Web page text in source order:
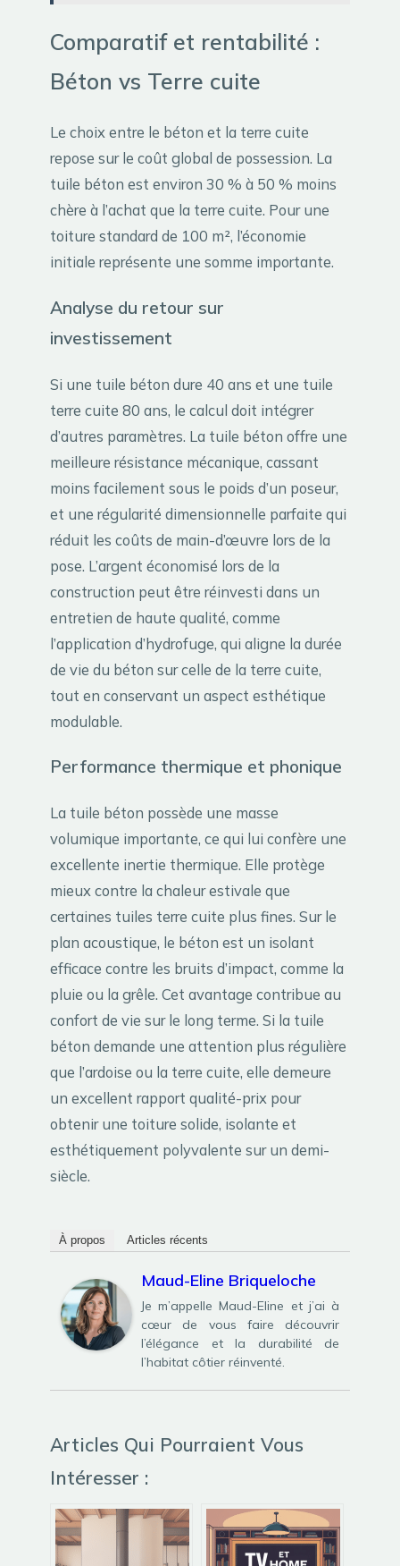
Comparatif et rentabilité :
Béton vs Terre cuite
Le choix entre le béton et la terre cuite
repose sur le coût global de possession. La
tuile béton est environ 30 % à 50 % moins
chère à l’achat que la terre cuite. Pour une
toiture standard de 100 m², l’économie
initiale représente une somme importante.
Analyse du retour sur
investissement
Si une tuile béton dure 40 ans et une tuile
terre cuite 80 ans, le calcul doit intégrer
d’autres paramètres. La tuile béton offre une
meilleure résistance mécanique, cassant
moins facilement sous le poids d’un poseur,
et une régularité dimensionnelle parfaite qui
réduit les coûts de main-d’œuvre lors de la
pose. L’argent économisé lors de la
construction peut être réinvesti dans un
entretien de haute qualité, comme
l’application d’hydrofuge, qui aligne la durée
de vie du béton sur celle de la terre cuite,
tout en conservant un aspect esthétique
modulable.
Performance thermique et phonique
La tuile béton possède une masse
volumique importante, ce qui lui confère une
excellente inertie thermique. Elle protège
mieux contre la chaleur estivale que
certaines tuiles terre cuite plus fines. Sur le
plan acoustique, le béton est un isolant
efficace contre les bruits d’impact, comme la
pluie ou la grêle. Cet avantage contribue au
confort de vie sur le long terme. Si la tuile
béton demande une attention plus régulière
que l’ardoise ou la terre cuite, elle demeure
un excellent rapport qualité-prix pour
obtenir une toiture solide, isolante et
esthétiquement polyvalente sur un demi-
siècle.
À propos Articles récents
Maud-Eline Briqueloche
Je m’appelle Maud-Eline et j’ai à
cœur de vous faire découvrir
l’élégance et la durabilité de
l’habitat côtier réinventé.
Articles Qui Pourraient Vous
Intéresser :